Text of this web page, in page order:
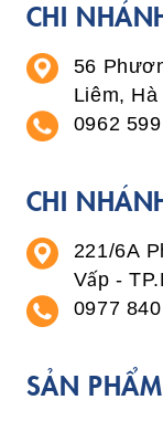
CHI
56
Liêm, Hà
0962
CHI
221/6A
Vấp -
0977
SẢN PHẨM